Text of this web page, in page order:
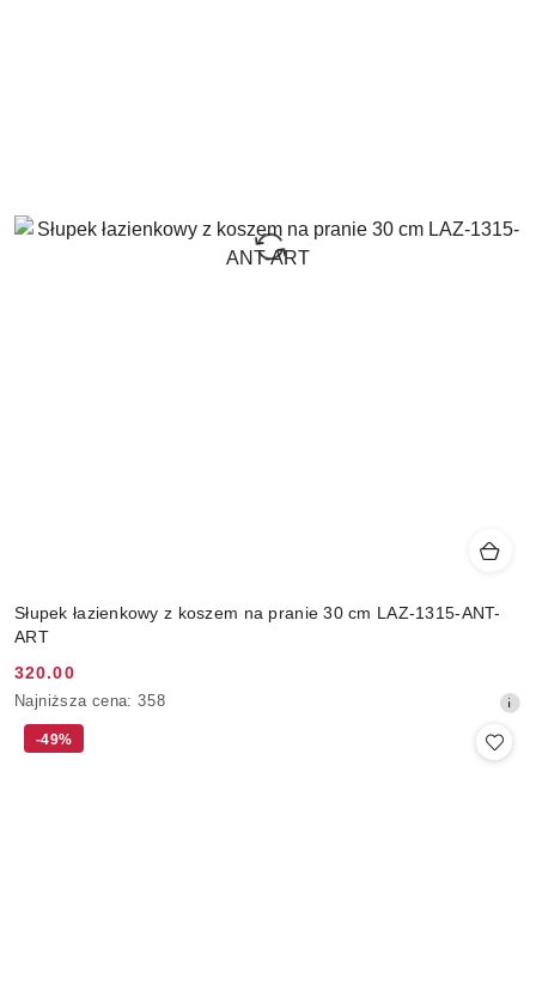
Słupek łazienkowy z koszem na pranie 30 cm LAZ-1315-ANT-
ART
Cena
promocyjna:
320.00
Najniższa
cena
Najniższa cena: 358
-49%